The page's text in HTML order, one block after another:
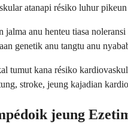
atanapi résiko luhur
jalma anu henteu tiasa
genetik anu tangtu anu
tumut kana résiko
stroke, jeung kajadian
jeung